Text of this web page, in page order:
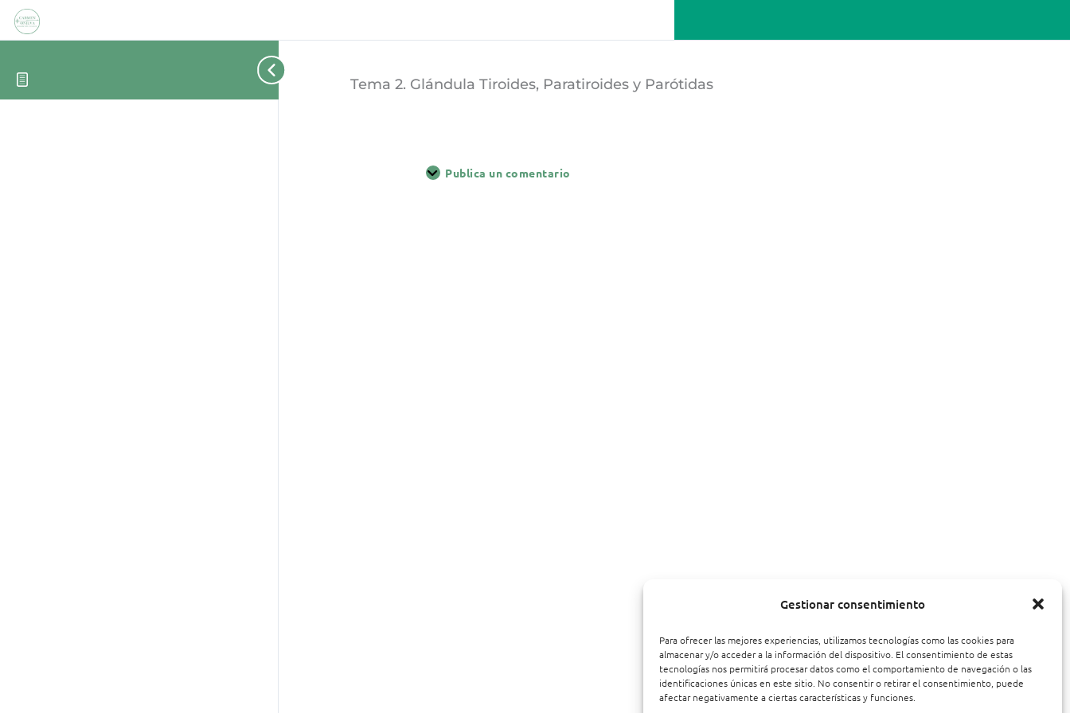
Gestionar consentimiento
Para ofrecer las mejores experiencias, utilizamos tecnologías como las cookies para
almacenar y/o acceder a la información del dispositivo. El consentimiento de estas
tecnologías nos permitirá procesar datos como el comportamiento de navegación o las
identificaciones únicas en este sitio. No consentir o retirar el consentimiento, puede
afectar negativamente a ciertas características y funciones.
Tema 2. Glándula Tiroides, Paratiroides y Parótidas
Publica un comentario